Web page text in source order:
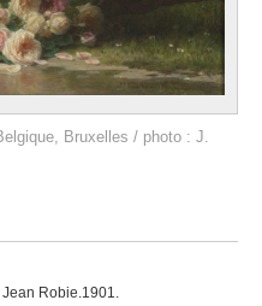
Bruxelles / photo : J.
Robie.1901.